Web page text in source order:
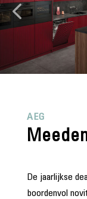
AEG
De jaarlijkse
boordenvol